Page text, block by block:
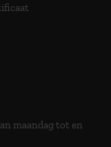
maandag tot en